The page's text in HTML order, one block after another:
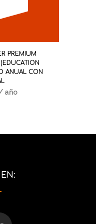
PREMIUM
ANUAL CON
año